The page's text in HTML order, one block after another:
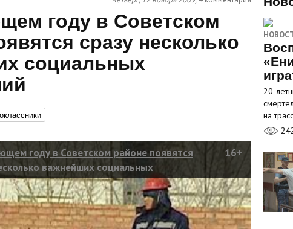
году в Советском
сразу несколько
социальных
году в Советском районе появятся
важнейших социальных
16+
20-
на